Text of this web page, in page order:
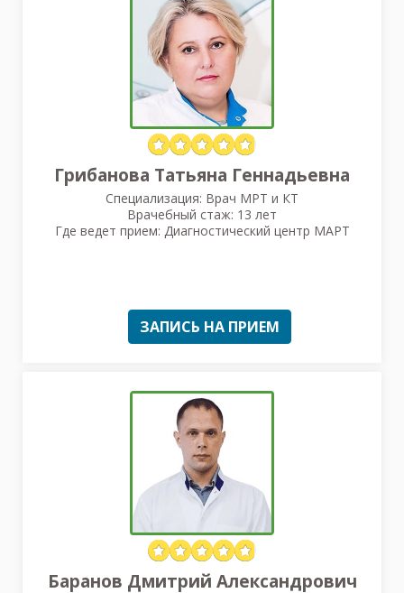
Грибанова Татьяна Геннадьевна
Специализация: Врач МРТ и КТ
Врачебный стаж: 13 лет
Где ведет прием: Диагностический центр МАРТ
ЗАПИСЬ НА ПРИЕМ
Баранов Дмитрий Александрович